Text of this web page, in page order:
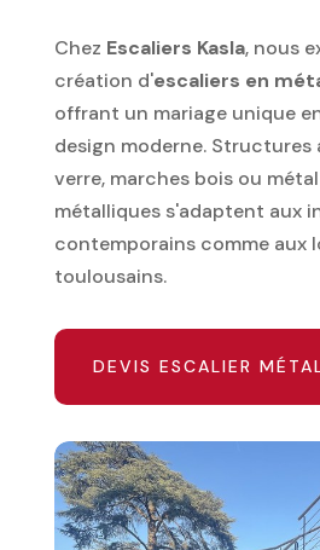
Chez Escaliers Kasla, nous
création d'escaliers en
offrant un mariage unique
design moderne. Structures
verre, marches bois ou
métalliques s'adaptent aux
contemporains comme aux
toulousains.
DEVIS ESCALIER